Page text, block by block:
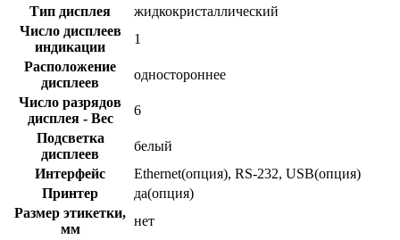
Тип дисплея
жидкокристаллический
Число дисплеев
индикации
1
Расположение
дисплеев
одностороннее
Число разрядов
дисплея - Вес
6
Подсветка
дисплеев
белый
Интерфейс
Ethernet(опция), RS-232, USB(опция)
Принтер
да(опция)
Размер этикетки,
мм
нет